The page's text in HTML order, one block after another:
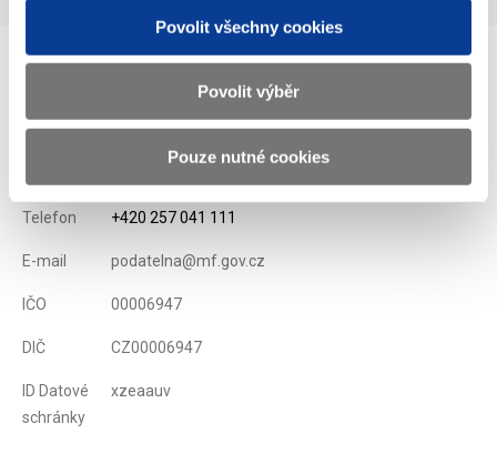
Povolit všechny cookies
Povolit výběr
Pouze nutné cookies
Ministerstvo financí ČR
Telefon +420 257 041 111
E-mail podatelna@mf.gov.cz
IČO 00006947
DIČ CZ00006947
ID Datové
schránky
xzeaauv